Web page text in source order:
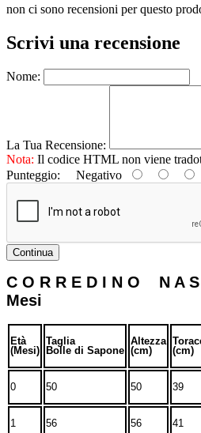
non ci sono recensioni per questo
Scrivi una recensione
Nome:
La Tua Recensione:
Nota: Il codice HTML non viene
Punteggio: Negativo
Continua
C O R R E D I N O N A
Mesi
Età
(Mesi)
Taglia
Bolle di Sapone
Altezza
(cm)
(cm)
0 50 50 39
1 56 56 41